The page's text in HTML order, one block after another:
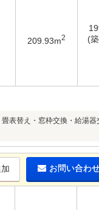
209.93m2
(
表替え・窓枠交換・給湯器
お問い合わ